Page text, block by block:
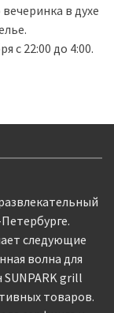
в духе
с 22:00 до 4:00.
следующие
волна для
grill
товаров.